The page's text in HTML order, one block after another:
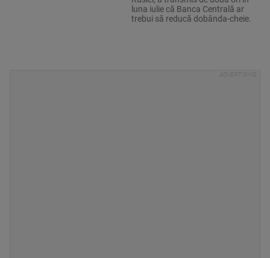
luna iulie că Banca Centrală ar
trebui să reducă dobânda-cheie.